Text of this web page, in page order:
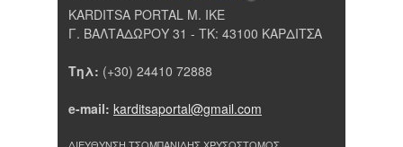
KARDITSA PORTAL Μ. ΙΚΕ
Γ. ΒΑΛΤΑΔΩΡΟΥ 31 - ΤΚ: 43100 ΚΑΡΔΙΤΣΑ
Τηλ: (+30) 24410 72888
e-mail: karditsaportal@gmail.com